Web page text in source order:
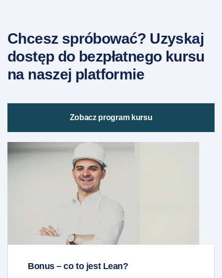
Chcesz spróbować? Uzyskaj
dostęp do bezpłatnego kursu
na naszej platformie
Zobacz program kursu
Bonus – co to jest Lean?